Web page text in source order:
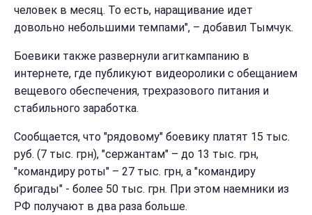
человек в месяц. То есть, наращивание идет
довольно небольшими темпами", – добавил Тымчук.
Боевики также развернули агиткампанию в
интернете, где публикуют видеоролики с обещанием
вещевого обеспечения, трехразового питания и
стабильного заработка.
Сообщается, что "рядовому" боевику платят 15 тыс.
руб. (7 тыс. грн), "сержантам" – до 13 тыс. грн,
"командиру роты" – 27 тыс. грн, а "командиру
бригады" - более 50 тыс. грн. При этом наемники из
РФ получают в два раза больше.